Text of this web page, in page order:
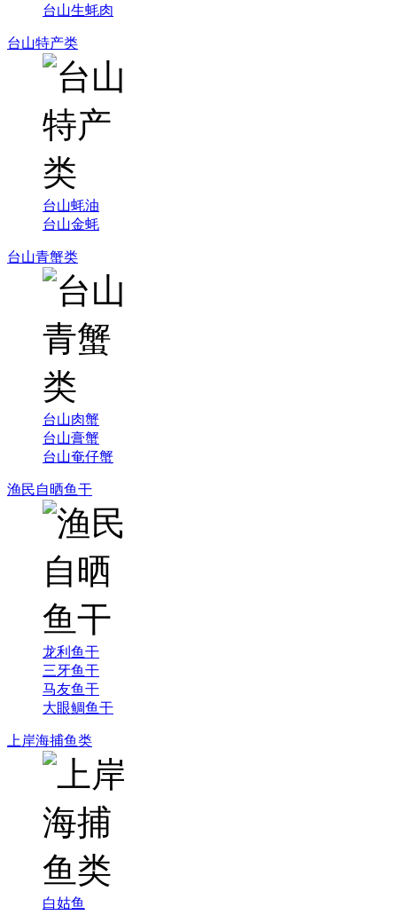
台山生蚝肉
台山特产类
台山蚝油
台山金蚝
台山青蟹类
台山肉蟹
台山膏蟹
台山奄仔蟹
渔民自晒鱼干
龙利鱼干
三牙鱼干
马友鱼干
大眼鲷鱼干
上岸海捕鱼类
白姑鱼